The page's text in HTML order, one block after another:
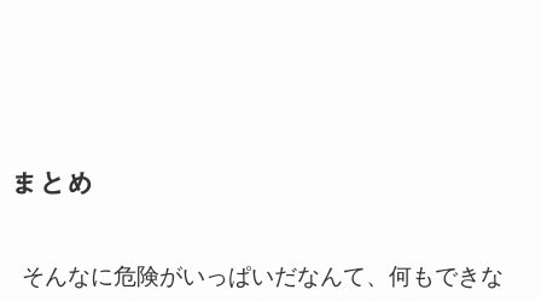
まとめ
そんなに危険がいっぱいだなんて、何もできな